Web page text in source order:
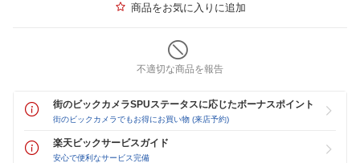
商品をお気に入りに追加
不適切な商品を報告
街のビックカメラSPUステータスに応じたボーナスポイント
街のビックカメラでもお得にお買い物 (来店予約)
楽天ビックサービスガイド
安心で便利なサービス完備